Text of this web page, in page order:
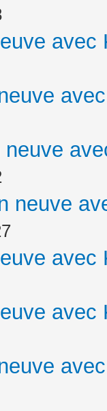
avec
neuve
avec
avec